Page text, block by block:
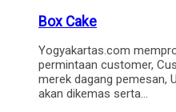
Box Cake
Yogyakartas.com
permintaan customer,
merek dagang pemesan,
akan dikemas serta…